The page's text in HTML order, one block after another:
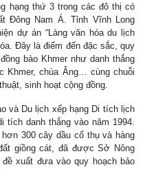
hạng thứ 3 trong các đô thị có
Đông Nam Á. Tỉnh Vĩnh Long
dự án “Làng văn hóa du lịch
Đây là điểm đến đặc sắc, quy
bào Khmer như danh thắng
Khmer, chùa Âng… cùng chuỗi
sinh hoạt cộng đồng.
và Du lịch xếp hạng Di tích lịch
danh thắng vào năm 1994.
300 cây dầu cổ thụ và hàng
giồng cát, đã được Sở Nông
xuất đưa vào quy hoạch bảo